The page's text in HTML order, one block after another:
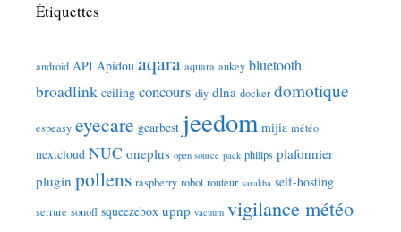
Étiquettes
android API Apidou aqara aquara aukey bluetooth
broadlink ceiling concours diy dlna docker domotique
espeasy eyecare gearbest jeedom mijia météo
nextcloud NUC oneplus open source pack philips plafonnier
plugin pollens raspberry robot routeur sarakha self-hosting
serrure sonoff squeezebox upnp vacuum vigilance météo